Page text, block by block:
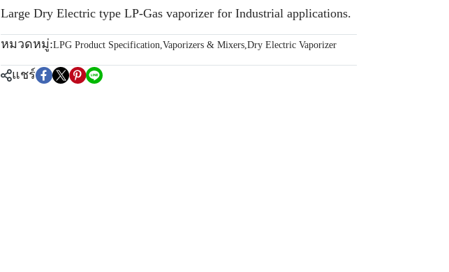
Large Dry Electric type LP-Gas vaporizer for Industrial applications.
หมวดหมู่:LPG Product Specification,Vaporizers & Mixers,Dry Electric Vaporizer
แชร์